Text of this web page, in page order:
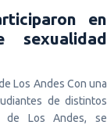
en
sexualidad
Los Andes Con una
de distintos
de Los Andes, se